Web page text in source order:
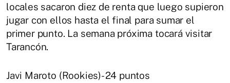
locales sacaron diez de renta que luego supieron
jugar con ellos hasta el final para sumar el
primer punto. La semana próxima tocará visitar
Tarancón.
Javi Maroto (Rookies)- 24 puntos